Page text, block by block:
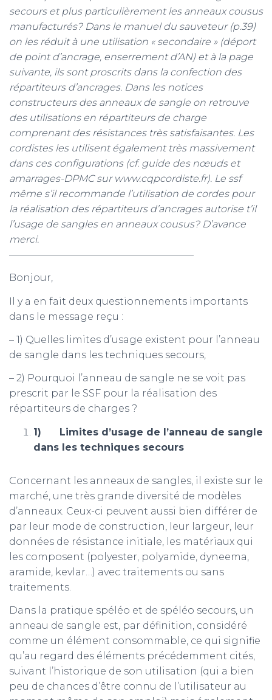
m
secours et plus particulièrement les anneaux cousus
manufacturés? Dans le manuel du sauveteur (p.39)
on les réduit à une utilisation « secondaire » (déport
de point d’ancrage, enserrement d’AN) et à la page
suivante, ils sont proscrits dans la confection des
répartiteurs d’ancrages. Dans les notices
constructeurs des anneaux de sangle on retrouve
des utilisations en répartiteurs de charge
comprenant des résistances très satisfaisantes. Les
cordistes les utilisent également très massivement
dans ces configurations (cf. guide des nœuds et
amarrages-DPMC sur www.cqpcordiste.fr). Le ssf
même s’il recommande l’utilisation de cordes pour
la réalisation des répartiteurs d’ancrages autorise t’il
l’usage de sangles en anneaux cousus? D’avance
merci.
———————————————————
Bonjour,
Il y a en fait deux questionnements importants
dans le message reçu :
– 1) Quelles limites d’usage existent pour l’anneau
de sangle dans les techniques secours,
– 2) Pourquoi l’anneau de sangle ne se voit pas
prescrit par le SSF pour la réalisation des
répartiteurs de charges ?
1) Limites d’usage de l’anneau de sangle
dans les techniques secours
Concernant les anneaux de sangles, il existe sur le
marché, une très grande diversité de modèles
d’anneaux. Ceux-ci peuvent aussi bien différer de
par leur mode de construction, leur largeur, leur
données de résistance initiale, les matériaux qui
les composent (polyester, polyamide, dyneema,
aramide, kevlar…) avec traitements ou sans
traitements.
Dans la pratique spéléo et de spéléo secours, un
anneau de sangle est, par définition, considéré
comme un élément consommable, ce qui signifie
qu’au regard des éléments précédemment cités,
suivant l’historique de son utilisation (qui a bien
peu de chances d’être connu de l’utilisateur au